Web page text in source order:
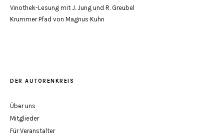
Vinothek-Lesung mit J. Jung und R. Greubel
Krummer Pfad von Magnus Kuhn
DER AUTORENKREIS
Über uns
Mitglieder
Für Veranstalter